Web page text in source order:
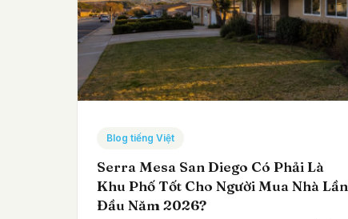
Blog tiếng Việt
Serra Mesa San Diego Có Phải Là
Khu Phố Tốt Cho Người Mua Nhà Lần
Đầu Năm 2026?